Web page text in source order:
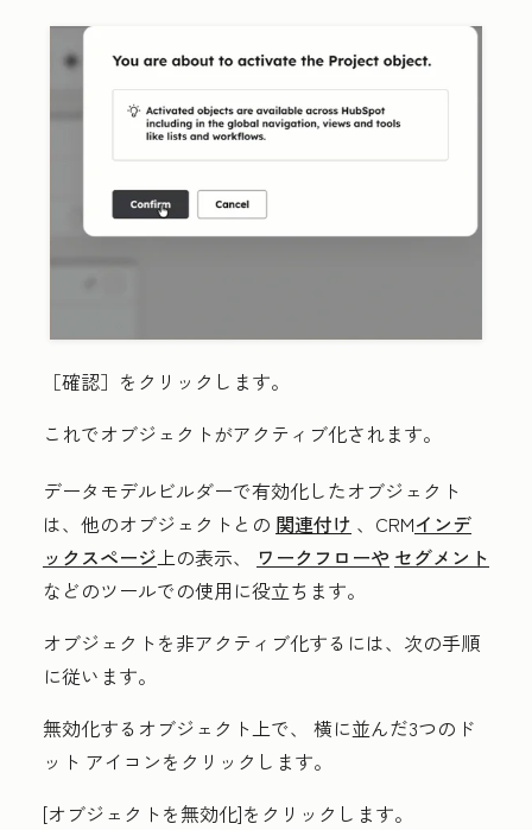
［確認］をクリックします。
これでオブジェクトがアクティブ化されます。
データモデルビルダーで有効化したオブジェクト
は、他のオブジェクトとの 関連付け 、CRMインデ
ックスページ上の表示、 ワークフローや セグメント
などのツールでの使用に役立ちます。
オブジェクトを非アクティブ化するには、次の手順
に従います。
無効化するオブジェクト上で、 横に並んだ3つのド
ット アイコンをクリックします。
[オブジェクトを無効化]をクリックします。